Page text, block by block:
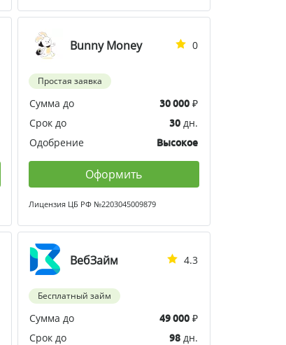
Bunny Money 0
Простая заявка
Сумма до 30 000₽
Срок до
30дн.
Одобрение
Высокое
Оформить
Лицензия ЦБ РФ №2203045009879
ВебЗайм 4.3
Бесплатный займ
Сумма до 49 000₽
Срок до
98дн.